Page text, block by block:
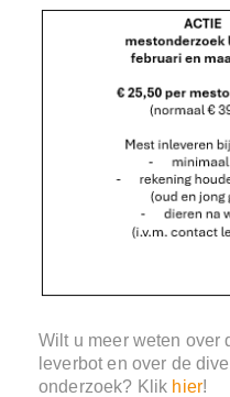
Wilt u meer weten over
leverbot en over de
onderzoek? Klik hier!